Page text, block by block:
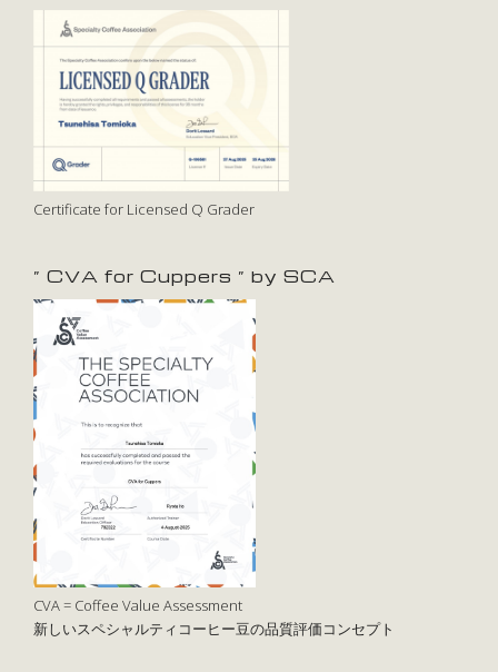
Certificate for Licensed Q Grader
” CVA for Cuppers ” by SCA
CVA = Coffee Value Assessment
新しいスペシャルティコーヒー豆の品質評価コンセプト